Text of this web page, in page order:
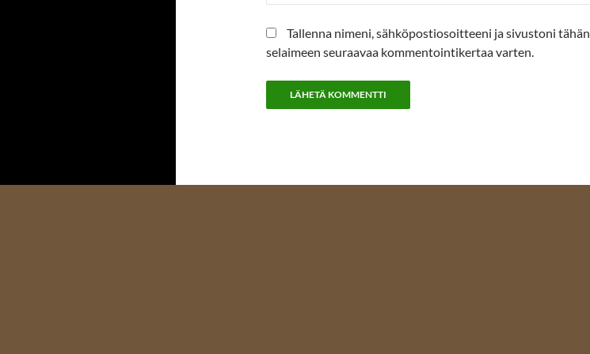
Tallenna nimeni, sähköpostiosoitteeni ja sivustoni tähän
selaimeen seuraavaa kommentointikertaa varten.